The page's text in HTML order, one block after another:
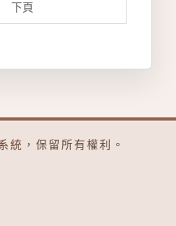
下頁
統 ，保留所有權利。